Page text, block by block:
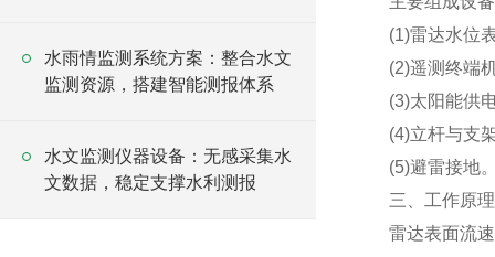
水雨情监测系统方案：整合水文
监测资源，搭建智能测报体系
水文监测仪器设备：无感采集水
文数据，稳定支撑水利测报
(1)雷达水位
(2)遥测终端
(3)太阳能供
(4)立杆与支
(5)避雷接地
三、工作原理
雷达表面流